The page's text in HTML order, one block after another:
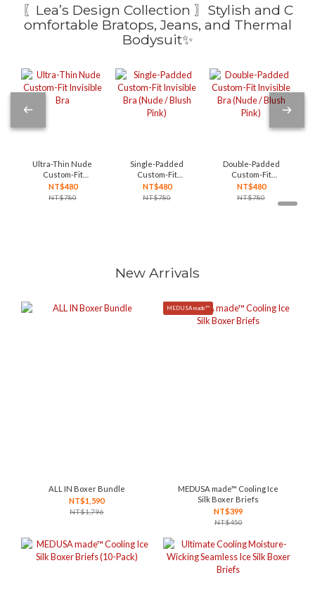
〖Lea’s Design Collection 〗Stylish and C
omfortable Bratops, Jeans, and Thermal
Bodysuit✨
Ultra-Thin Nude
Custom-Fit
Invisible Bra
NT$480
NT$780
Single-Padded
Custom-Fit
Invisible Bra
(Nude / Blush
NT$480
NT$780
Double-Padded
Custom-Fit
Invisible Bra
(Nude / Blush
NT$480
NT$780
New Arrivals
ALL IN Boxer Bundle
NT$1,590
NT$1,796
MEDUSA made™
MEDUSA made™ Cooling Ice
Silk Boxer Briefs
NT$399
NT$450